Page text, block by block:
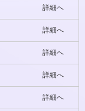
詳細へ
詳細へ
詳細へ
詳細へ
詳細へ